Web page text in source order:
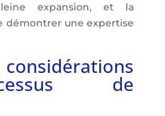
expansion, et la
démontrer une expertise
de